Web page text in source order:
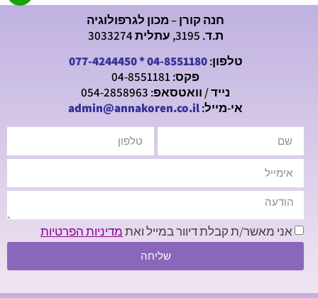
חנה קורן – מכון לגרפולוגיה
ת.ד. 3195, עתלית 3033274
טלפון:04-8551180
*
077-4244450
פקס: 04-8551181
נייד / וואטסאפ: 054-2858963
אי-מייל:admin@annakoren.co.il
אני מאשר/ת קבלת דיוור במייל ואתמדיניות הפרטיות
שליחה